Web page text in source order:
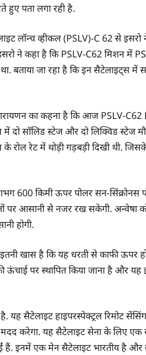
हुए पता लगा रही है.
लॉन्च व्हीकल (PSLV)-C 62 से
ने कहा है कि PSLV-C62 मिशन में
बताया जा रहा है कि इन सैटेलाइट्स
का कहना है कि आज PSLV-C62
दो सॉलिड स्टेज और दो लिक्विड स्टेज
रोल रेट में थोड़ी गड़बड़ी दिखी थी.
किमी ऊपर पोलर सन-सिंक्रोनस
आसानी से नजर रख सकेगी. अन्वेषा को
होगी.
खास है कि यह धरती से काफी ऊपर
ऊंचाई पर स्थापित किया जाना है और
यह सैटेलाइट हाइपरस्पेक्ट्रल रिमोट
करेगा. यह सैटेलाइट सेना के लिए एक
इनमें एक मेन सैटेलाइट भारतीय है और